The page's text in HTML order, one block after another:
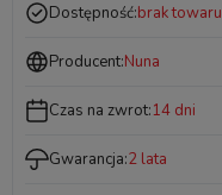
Dostępność:brak towaru
Producent:Nuna
Czas na zwrot:14 dni
Gwarancja:2 lata